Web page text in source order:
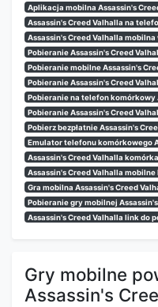
Aplikacja mobilna Assassin's
Assassin's Creed Valhalla na
Assassin's Creed Valhalla mobilna
Pobieranie Assassin's Creed
Pobieranie mobilne Assassin's
Pobieranie Assassin's Creed
Pobieranie na telefon komórkowy
Pobieranie Assassin's Creed
Pobierz bezpłatnie Assassin's
Emulator telefonu komórkowego
Assassin's Creed Valhalla
Assassin's Creed Valhalla
Gra mobilna Assassin's Creed
Pobieranie gry mobilnej
Assassin's Creed Valhalla link do
Gry mobilne
Assassin's